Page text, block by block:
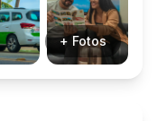
+ Fotos